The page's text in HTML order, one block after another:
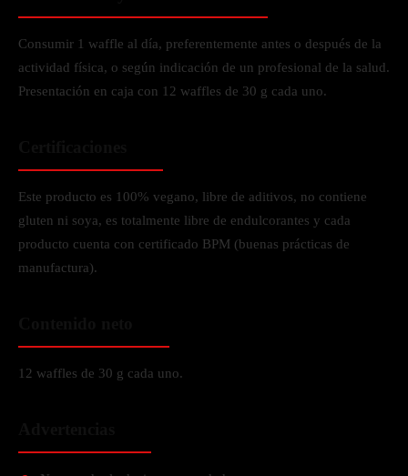
Consumir 1 waffle al día, preferentemente antes o después de la
actividad física, o según indicación de un profesional de la salud.
Presentación en caja con 12 waffles de 30 g cada uno.
Este producto es 100% vegano, libre de aditivos, no contiene
gluten ni soya, es totalmente libre de endulcorantes y cada
producto cuenta con certificado BPM (buenas prácticas de
manufactura).
12 waffles de 30 g cada uno.